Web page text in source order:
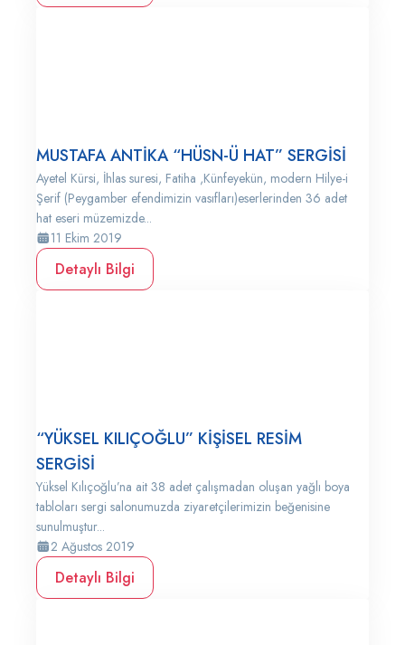
MUSTAFA ANTİKA “HÜSN-Ü HAT” SERGİSİ
Ayetel Kürsi, İhlas suresi, Fatiha ,Künfeyekün, modern Hilye-i
Şerif (Peygamber efendimizin vasıfları)eserlerinden 36 adet
hat eseri müzemizde...
11 Ekim 2019
Detaylı Bilgi
“YÜKSEL KILIÇOĞLU” KİŞİSEL RESİM
SERGİSİ
Yüksel Kılıçoğlu’na ait 38 adet çalışmadan oluşan yağlı boya
tabloları sergi salonumuzda ziyaretçilerimizin beğenisine
sunulmuştur...
2 Ağustos 2019
Detaylı Bilgi